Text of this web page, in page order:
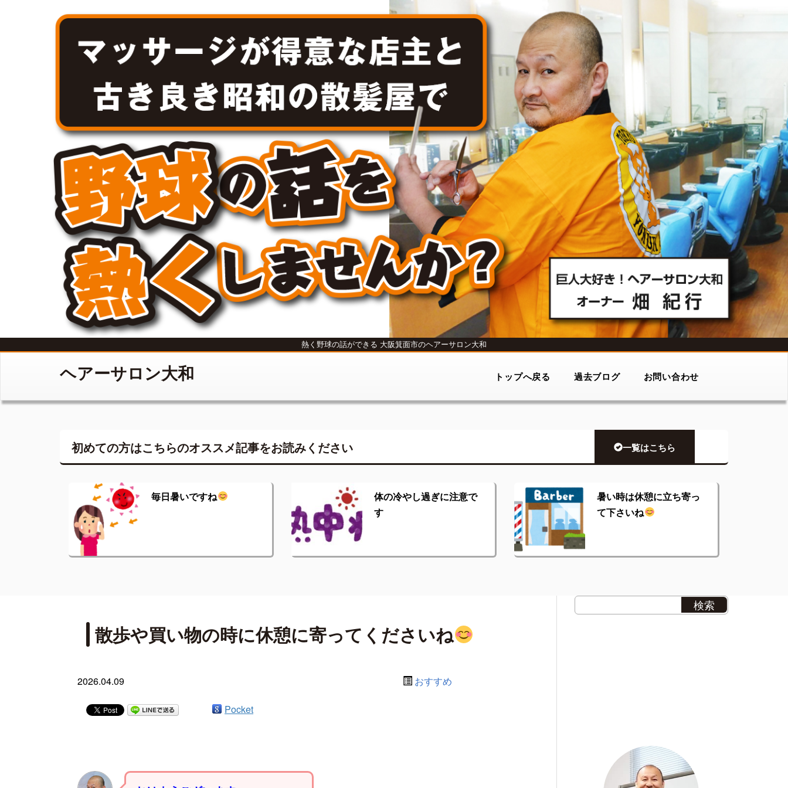
熱く野球の話ができる 大阪箕面市のヘアーサロン大和
ヘアーサロン大和 トップへ戻る 過去ブログ お問い合わせ
初めての方はこちらのオススメ記事をお読みください 一覧はこちら
毎日暑いですね
体の冷やし過ぎに注意で
す
暑い時は休憩に立ち寄っ
て下さいね
散歩や買い物の時に休憩に寄ってくださいね
2026.04.09 おすすめ
Pocket